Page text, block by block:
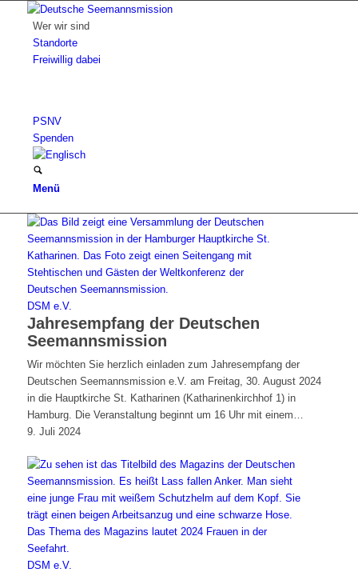
Wer wir sind
Standorte
Freiwillig dabei
PSNV
Spenden
Menü
DSM e.V.
Jahresempfang der Deutschen
Seemannsmission
Wir möchten Sie herzlich einladen zum Jahresempfang der
Deutschen Seemannsmission e.V. am Freitag, 30. August 2024
in die Hauptkirche St. Katharinen (Katharinenkirchhof 1) in
Hamburg. Die Veranstaltung beginnt um 16 Uhr mit einem…
9. Juli 2024
DSM e.V.